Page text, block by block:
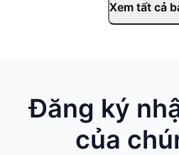
Xem tất cả
Đăng ký
của